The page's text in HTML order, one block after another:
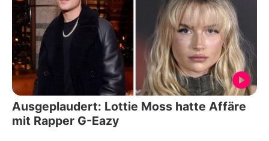
Ausgeplaudert: Lottie Moss hatte Affäre
mit Rapper G-Eazy